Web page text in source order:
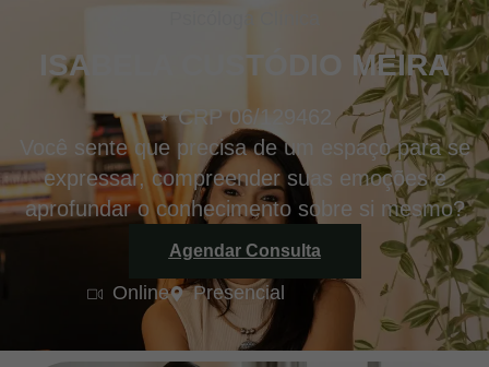
ISABELA CUSTÓDIO MEIRA
⋆ CRP 06/129462
Você sente que precisa de um espaço para se
expressar, compreender suas emoções e
aprofundar o conhecimento sobre si mesmo?
Agendar Consulta
Online Presencial